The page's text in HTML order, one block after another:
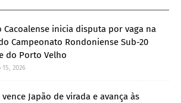
Cacoalense inicia disputa por vaga na
Campeonato Rondoniense Sub-20
do Porto Velho
15, 2026
vence Japão de virada e avança às